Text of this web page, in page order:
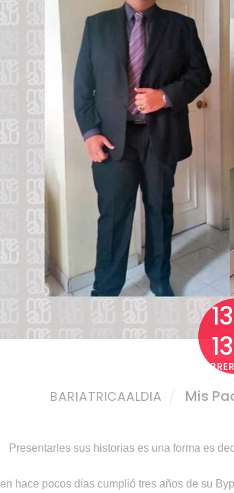
13
13
BARIATRICAALDIA Mis
Presentarles sus historias es una forma es
hace pocos días cumplió tres años de su